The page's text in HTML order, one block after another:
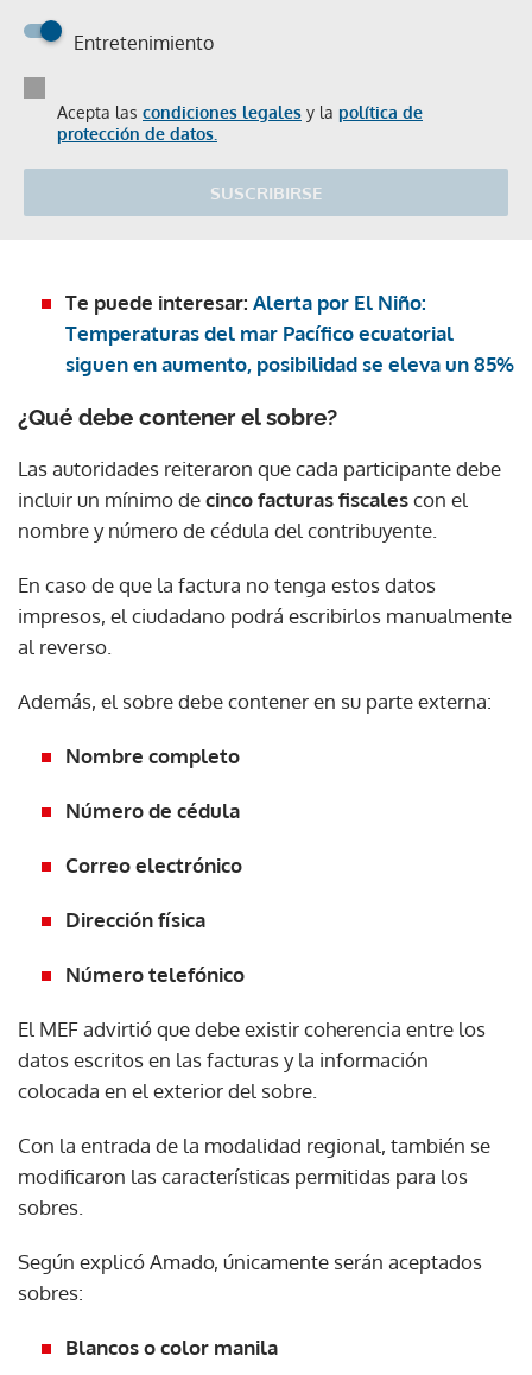
Entretenimiento
Acepta las condiciones legales y la política de
protección de datos.
SUSCRIBIRSE
Te puede interesar: Alerta por El Niño:
Temperaturas del mar Pacífico ecuatorial
siguen en aumento, posibilidad se eleva un 85%
¿Qué debe contener el sobre?
Las autoridades reiteraron que cada participante debe
incluir un mínimo decinco facturas fiscalescon el
nombre y número de cédula del contribuyente.
En caso de que la factura no tenga estos datos
impresos, el ciudadano podrá escribirlos manualmente
al reverso.
Además, el sobre debe contener en su parte externa:
Nombre completo
Número de cédula
Correo electrónico
Dirección física
Número telefónico
El MEF advirtió que debe existir coherencia entre los
datos escritos en las facturas y la información
colocada en el exterior del sobre.
Con la entrada de la modalidad regional, también se
modificaron las características permitidas para los
sobres.
Según explicó Amado, únicamente serán aceptados
sobres:
Blancos o color manila